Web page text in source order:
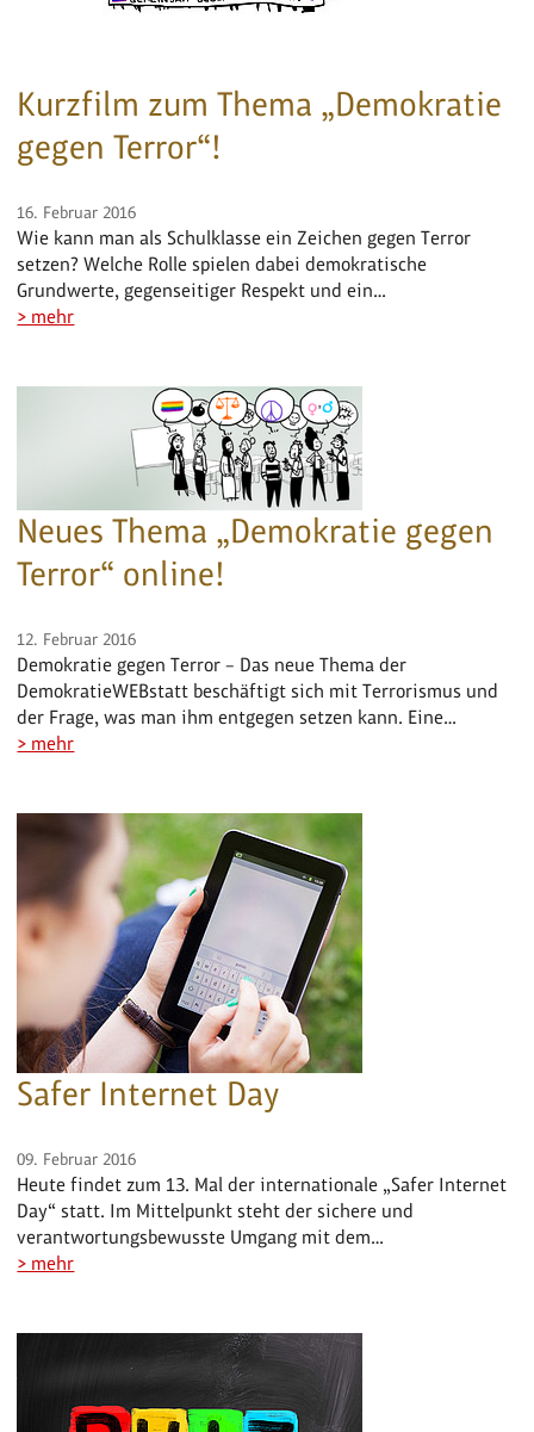
Kurzfilm zum Thema „Demokratie
gegen Terror“!
16. Februar 2016
Wie kann man als Schulklasse ein Zeichen gegen Terror
setzen? Welche Rolle spielen dabei demokratische
Grundwerte, gegenseitiger Respekt und ein…
> mehr
Neues Thema „Demokratie gegen
Terror“ online!
12. Februar 2016
Demokratie gegen Terror – Das neue Thema der
DemokratieWEBstatt beschäftigt sich mit Terrorismus und
der Frage, was man ihm entgegen setzen kann. Eine…
> mehr
Safer Internet Day
09. Februar 2016
Heute findet zum 13. Mal der internationale „Safer Internet
Day“ statt. Im Mittelpunkt steht der sichere und
verantwortungsbewusste Umgang mit dem…
> mehr